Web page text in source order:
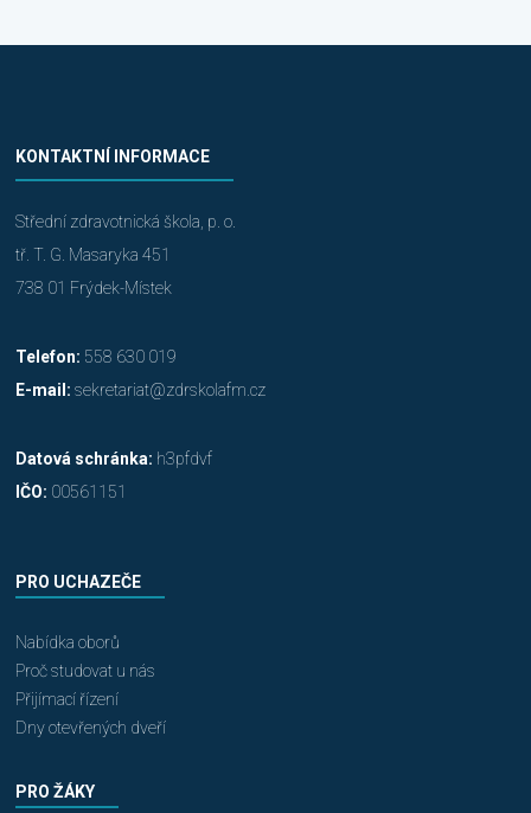
KONTAKTNÍ INFORMACE
Střední zdravotnická škola, p. o.
tř. T. G. Masaryka 451
738 01 Frýdek-Místek
Telefon: 558 630 019
E-mail: sekretariat@zdrskolafm.cz
Datová schránka: h3pfdvf
IČO: 00561151
PRO UCHAZEČE
Nabídka oborů
Proč studovat u nás
Přijímací řízení
Dny otevřených dveří
PRO ŽÁKY